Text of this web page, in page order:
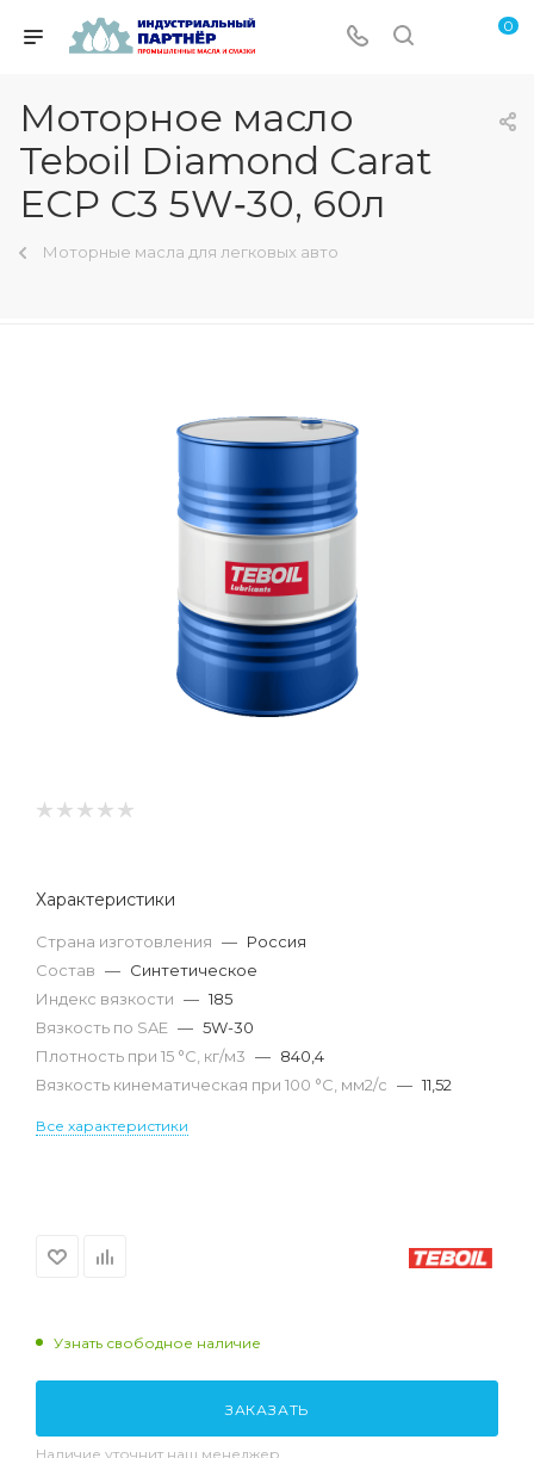
0
Моторное масло
Teboil Diamond Carat
ECP C3 5W‑30, 60л
Моторные масла для легковых авто
Характеристики
Страна изготовления — Россия
Состав — Синтетическое
Индекс вязкости — 185
Вязкость по SAE — 5W-30
Плотность при 15 °С, кг/м3 — 840,4
Вязкость кинематическая при 100 °С, мм2/с — 11,52
Все характеристики
Узнать свободное наличие
ЗАКАЗАТЬ
Наличие уточнит наш менеджер